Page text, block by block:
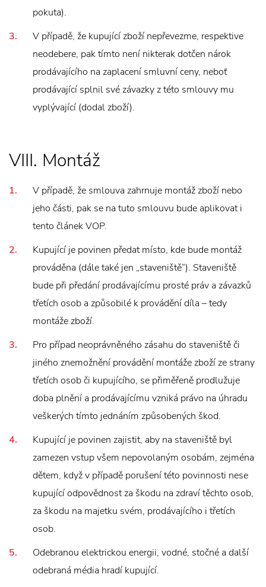
pokuta).
V případě, že kupující zboží nepřevezme, respektive
neodebere, pak tímto není nikterak dotčen nárok
prodávajícího na zaplacení smluvní ceny, neboť
prodávající splnil své závazky z této smlouvy mu
vyplývající (dodal zboží).
VIII. Montáž
V případě, že smlouva zahrnuje montáž zboží nebo
jeho části, pak se na tuto smlouvu bude aplikovat i
tento článek VOP.
Kupující je povinen předat místo, kde bude montáž
prováděna (dále také jen „staveniště“). Staveniště
bude při předání prodávajícímu prosté práv a závazků
třetích osob a způsobilé k provádění díla – tedy
montáže zboží.
Pro případ neoprávněného zásahu do staveniště či
jiného znemožnění provádění montáže zboží ze strany
třetích osob či kupujícího, se přiměřeně prodlužuje
doba plnění a prodávajícímu vzniká právo na úhradu
veškerých tímto jednáním způsobených škod.
Kupující je povinen zajistit, aby na staveniště byl
zamezen vstup všem nepovolaným osobám, zejména
dětem, když v případě porušení této povinnosti nese
kupující odpovědnost za škodu na zdraví těchto osob,
za škodu na majetku svém, prodávajícího i třetích
osob.
Odebranou elektrickou energii, vodné, stočné a další
odebraná média hradí kupující.